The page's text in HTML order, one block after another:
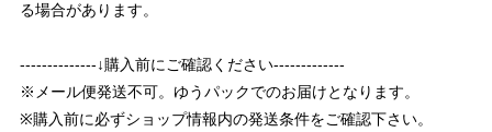
る場合があります。
--------------↓購入前にご確認ください-------------
※メール便発送不可。ゆうパックでのお届けとなります。
※購入前に必ずショップ情報内の発送条件をご確認下さい。